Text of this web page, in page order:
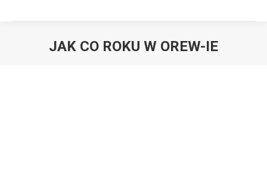
JAK CO ROKU W OREW-IE